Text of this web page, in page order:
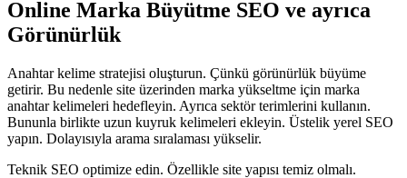
Online Marka Büyütme SEO ve ayrıca
Görünürlük
Anahtar kelime stratejisi oluşturun. Çünkü görünürlük büyüme
getirir. Bu nedenle site üzerinden marka yükseltme için marka
anahtar kelimeleri hedefleyin. Ayrıca sektör terimlerini kullanın.
Bununla birlikte uzun kuyruk kelimeleri ekleyin. Üstelik yerel SEO
yapın. Dolayısıyla arama sıralaması yükselir.
Teknik SEO optimize edin. Özellikle site yapısı temiz olmalı.